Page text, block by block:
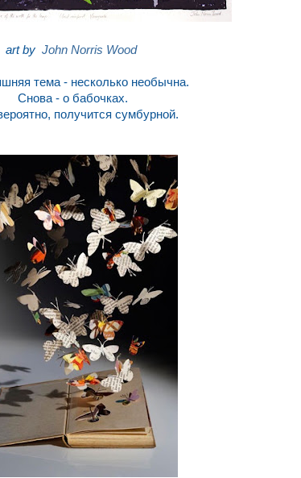
art by John Norris Wood
тема - несколько необычна.
Снова - о бабочках.
получится сумбурной.